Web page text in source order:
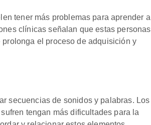
tener más problemas para aprender a
clínicas señalan que estas personas
el proceso de adquisición y
secuencias de sonidos y palabras. Los
tengan más dificultades para la